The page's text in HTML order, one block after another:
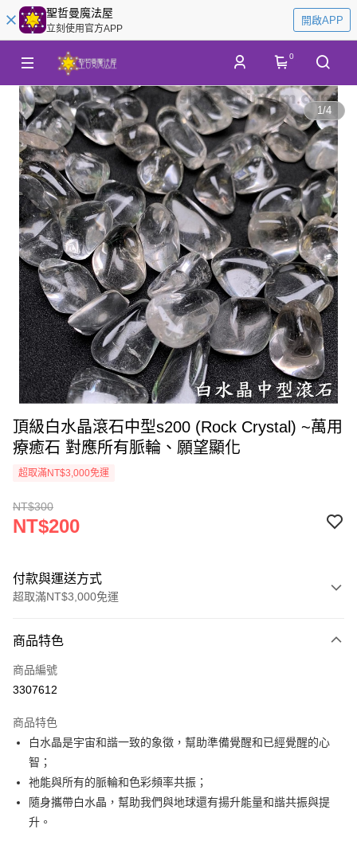
聖哲曼魔法屋
立刻使用官方APP
開啟APP
0
1/4
頂級白水晶滾石中型s200 (Rock Crystal) ~萬用
療癒石 對應所有脈輪、願望顯化
超取滿NT$3,000免運
NT$300
NT$200
付款與運送方式
超取滿NT$3,000免運
信用卡一次付款
超商取貨付款
Apple Pay
街口支付
悠遊付
ATM付款
商品特色
商品編號
3307612
商品特色
白水晶是宇宙和諧一致的象徵，幫助準備覺醒和已經覺醒的心
智；
祂能與所有的脈輪和色彩頻率共振；
隨身攜帶白水晶，幫助我們與地球還有揚升能量和諧共振與提
升。